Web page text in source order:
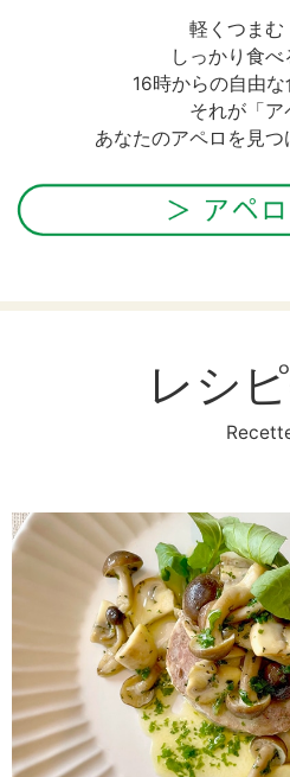
軽くつまむ
しっかり食べ
16時からの自由
それが「ア
あなたのアペロを見つ
レシ